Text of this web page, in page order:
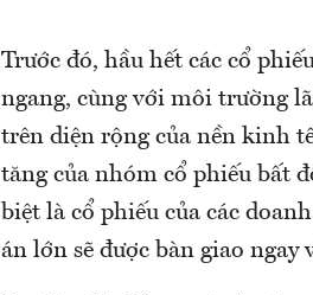
Trước đó, hầu hết các cổ
ngang, cùng với môi trường
trên diện rộng của nền kinh
tăng của nhóm cổ phiếu bất
biệt là cổ phiếu của các
án lớn sẽ được bàn giao ngay